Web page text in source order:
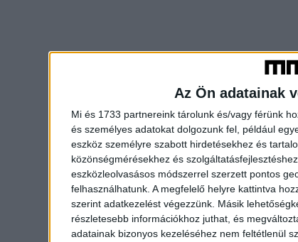
Az Ön adatainak
Mi és 1733 partnereink tárolunk és/vagy férünk
és személyes adatokat dolgozunk fel, például
eszköz személyre szabott hirdetésekhez és
közönségmérésekhez és
eszközleolvasásos módszerrel szerzett pontos
felhasználhatunk. A megfelelő helyre kattintva
szerint adatkezelést végezzünk. Másik
részletesebb információkhoz juthat, és
adatainak bizonyos kezeléséhez nem feltétlenül